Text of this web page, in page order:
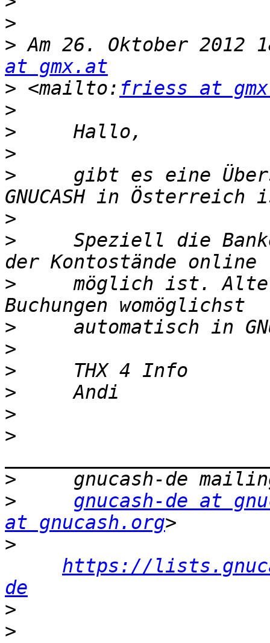
>
> Am 26. Oktober 2012
at gmx.at
> <mailto: friess at
>
>
>
>
gibt es eine
>
>
Speziell die
>
möglich ist.
>
>
>
>
>
>
>
>
gnucash-de at
at gnucash.org
>
https://
de
>
>